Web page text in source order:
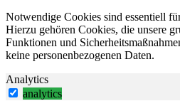
Notwendige Cookies sind essentiell
Hierzu gehören Cookies, die unsere
Funktionen und
keine personenbezogenen Daten.
Analytics
analytics